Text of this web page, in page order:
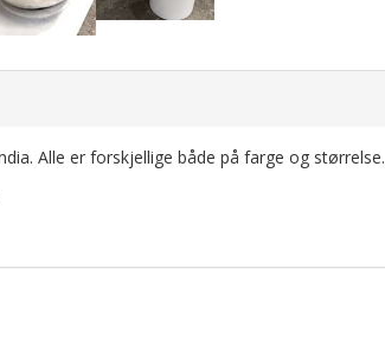
Alle er forskjellige både på farge og størrelse.